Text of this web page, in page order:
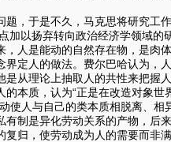
，于是不久，马克思将研究工
以扬弃转向政治经济学领域的研
人是能动的自然存在物，是肉
定人的做法。费尔巴哈认为，
从理论上抽取人的共性来把握
本质，认为“正是在改造对象世
使人与自己的类本质相脱离、相
制是异化劳动关系的产物，后
归，使劳动成为人的需要而非